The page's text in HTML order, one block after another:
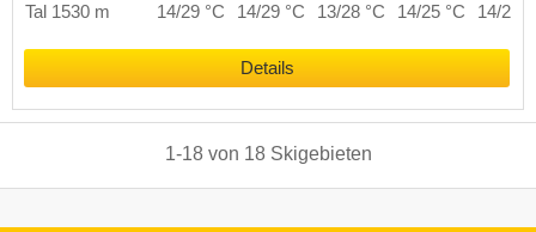
Tal 1530 m
14/29 °C 14/29 °C 13/28 °C 14/25 °C 14/27
Details
1-18von 18 Skigebieten